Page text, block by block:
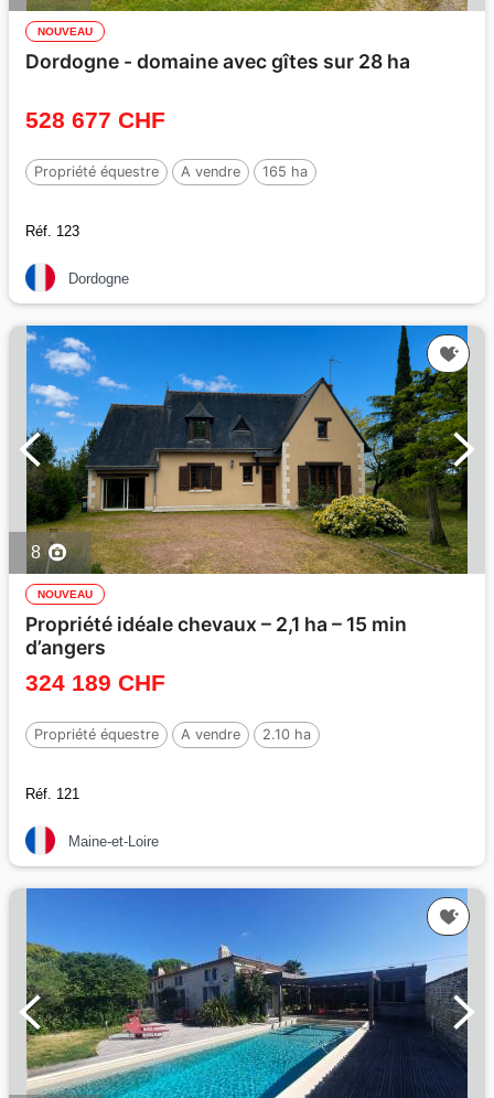
NOUVEAU
Dordogne - domaine avec gîtes sur 28 ha
528 677 CHF
Propriété équestre A vendre 165 ha
Réf. 123
Dordogne
8
NOUVEAU
Propriété idéale chevaux – 2,1 ha – 15 min
d’angers
324 189 CHF
Propriété équestre A vendre 2.10 ha
Réf. 121
Maine-et-Loire